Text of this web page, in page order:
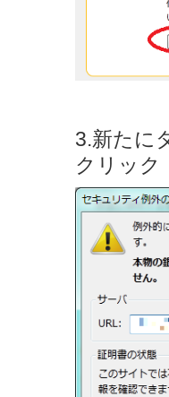
3.新たに
クリック